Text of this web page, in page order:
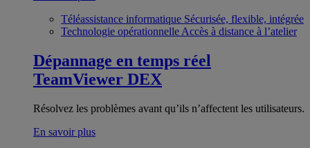
Téléassistance informatique Sécurisée, flexible, intégrée
Technologie opérationnelle Accès à distance à l’atelier
Dépannage en temps réel
TeamViewer DEX
Résolvez les problèmes avant qu’ils n’affectent les utilisateurs.
En savoir plus